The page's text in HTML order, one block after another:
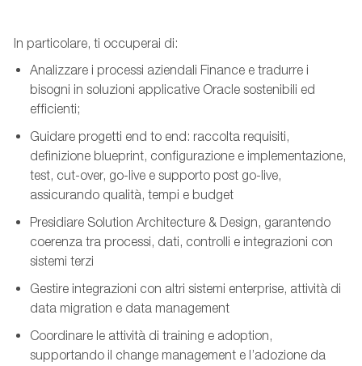
In particolare, ti occuperai di:
Analizzare i processi aziendali Finance e tradurre i
bisogni in soluzioni applicative Oracle sostenibili ed
efficienti;
Guidare progetti end to end: raccolta requisiti,
definizione blueprint, configurazione e implementazione,
test, cut-over, go-live e supporto post go-live,
assicurando qualità, tempi e budget
Presidiare Solution Architecture & Design, garantendo
coerenza tra processi, dati, controlli e integrazioni con
sistemi terzi
Gestire integrazioni con altri sistemi enterprise, attività di
data migration e data management
Coordinare le attività di training e adoption,
supportando il change management e l’adozione da